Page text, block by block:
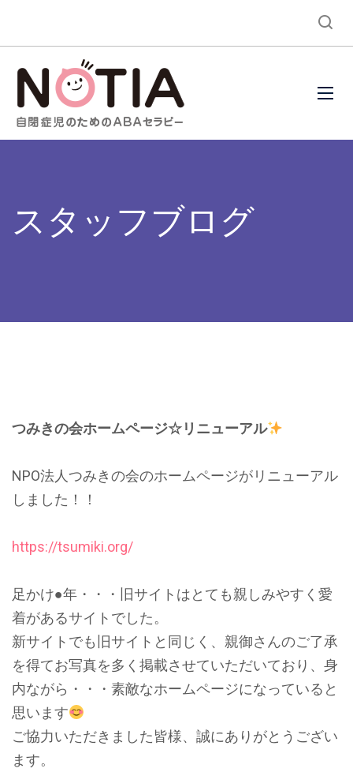
スタッフブログ
つみきの会ホームページ☆リニューアル
NPO法人つみきの会のホームページがリニューアル
しました！！
https://tsumiki.org/
足かけ●年・・・旧サイトはとても親しみやすく愛
着があるサイトでした。
新サイトでも旧サイトと同じく、親御さんのご了承
を得てお写真を多く掲載させていただいており、身
内ながら・・・素敵なホームページになっていると
思います
ご協力いただきました皆様、誠にありがとうござい
ます。